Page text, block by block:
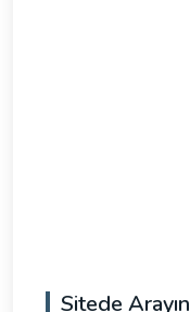
Sitede Arayın